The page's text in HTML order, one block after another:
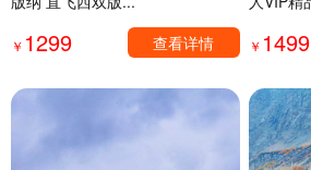
￥ 1299 查看详情 ￥ 1499